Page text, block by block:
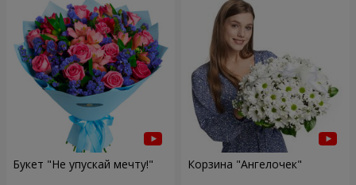
Букет "Не упускай мечту!" Корзина "Ангелочек"